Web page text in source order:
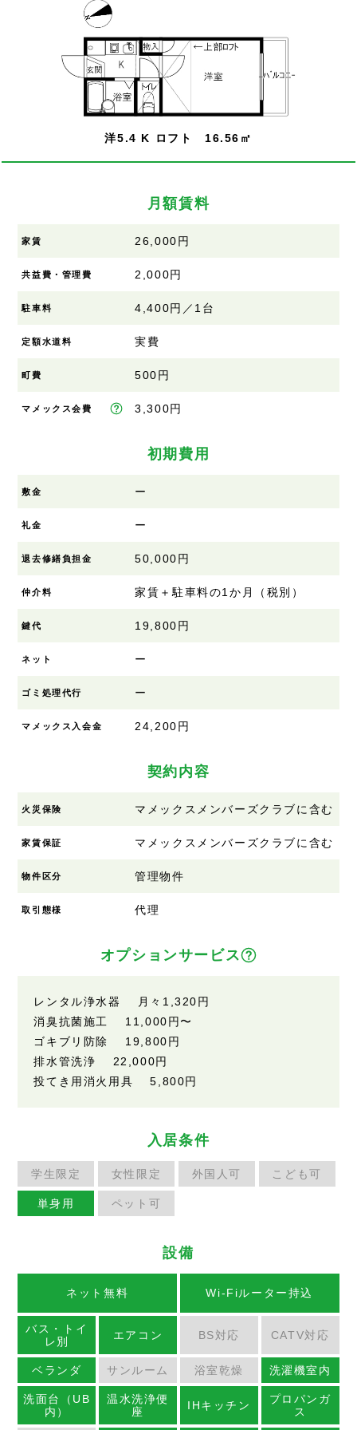
洋5.4 K ロフト 16.56㎡
月額賃料
家賃 26,000円
共益費・管理費 2,000円
駐車料 4,400円／1台
定額水道料 実費
町費 500円
マメックス会費 3,300円
初期費用
敷金 ー
礼金 ー
退去修繕負担金 50,000円
仲介料 家賃＋駐車料の1か月（税別）
鍵代 19,800円
ネット ー
ゴミ処理代行 ー
マメックス入会金 24,200円
契約内容
火災保険 マメックスメンバーズクラブに含む
家賃保証 マメックスメンバーズクラブに含む
物件区分 管理物件
取引態様 代理
オプションサービス
レンタル浄水器 月々1,320円
消臭抗菌施工 11,000円〜
ゴキブリ防除 19,800円
排水管洗浄 22,000円
投てき用消火用具 5,800円
入居条件
学生限定 女性限定 外国人可 こども可
単身用 ペット可
設備
ネット無料 Wi-Fiルーター持込
バス・トイ
レ別
エアコン BS対応 CATV対応
ベランダ サンルーム 浴室乾燥 洗濯機室内
洗面台（UB
内）
温水洗浄便
座
IHキッチン
プロパンガ
ス